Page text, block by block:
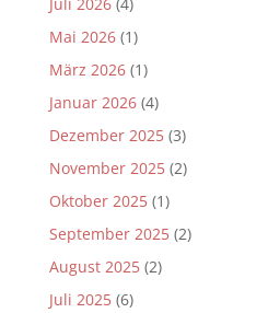
Mai 2026(1)
März 2026(1)
Januar 2026(4)
Dezember 2025(3)
November 2025(2)
Oktober 2025(1)
September 2025(2)
August 2025(2)
Juli 2025(6)